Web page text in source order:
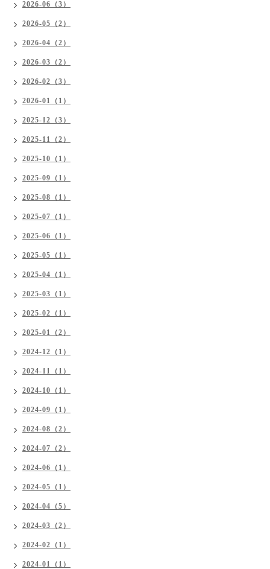
2026-06（3）
2026-05（2）
2026-04（2）
2026-03（2）
2026-02（3）
2026-01（1）
2025-12（3）
2025-11（2）
2025-10（1）
2025-09（1）
2025-08（1）
2025-07（1）
2025-06（1）
2025-05（1）
2025-04（1）
2025-03（1）
2025-02（1）
2025-01（2）
2024-12（1）
2024-11（1）
2024-10（1）
2024-09（1）
2024-08（2）
2024-07（2）
2024-06（1）
2024-05（1）
2024-04（5）
2024-03（2）
2024-02（1）
2024-01（1）